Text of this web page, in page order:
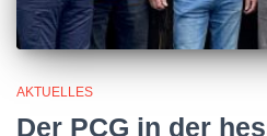
AKTUELLES
Der PCG in der